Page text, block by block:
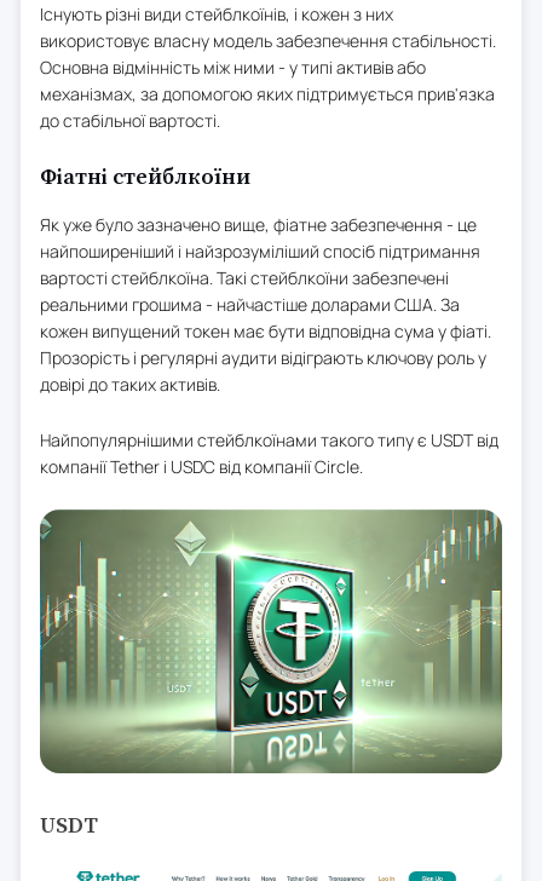
Існують різні види стейблкоїнів, і кожен з них
використовує власну модель забезпечення стабільності.
Основна відмінність між ними - у типі активів або
механізмах, за допомогою яких підтримується прив'язка
до стабільної вартості.
Фіатні стейблкоїни
Як уже було зазначено вище, фіатне забезпечення - це
найпоширеніший і найзрозуміліший спосіб підтримання
вартості стейблкоїна. Такі стейблкоїни забезпечені
реальними грошима - найчастіше доларами США. За
кожен випущений токен має бути відповідна сума у фіаті.
Прозорість і регулярні аудити відіграють ключову роль у
довірі до таких активів.
Найпопулярнішими стейблкоїнами такого типу є USDT від
компанії Tether і USDС від компанії Circle.
USDT